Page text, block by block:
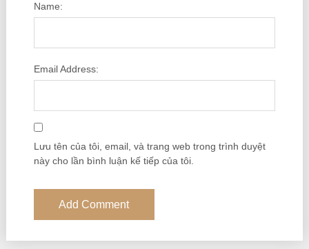
Name:
Email Address:
Lưu tên của tôi, email, và trang web trong trình duyệt
này cho lần bình luận kế tiếp của tôi.